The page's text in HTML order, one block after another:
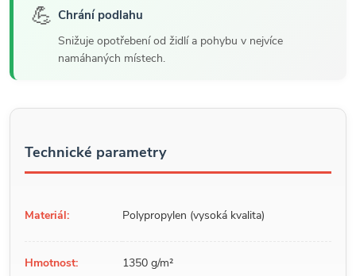
💪 Chrání podlahu
Snižuje opotřebení od židlí a pohybu v nejvíce
namáhaných místech.
Technické parametry
Materiál: Polypropylen (vysoká kvalita)
Hmotnost: 1350 g/m²